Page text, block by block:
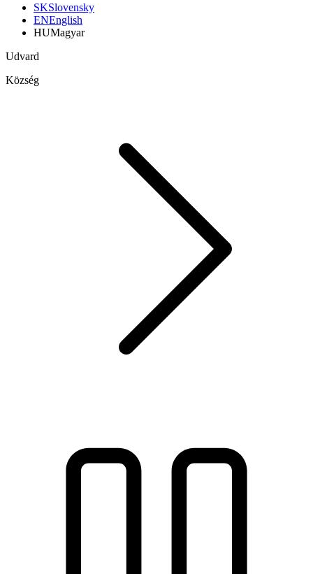
SKSlovensky
ENEnglish
HUMagyar
Udvard
Község